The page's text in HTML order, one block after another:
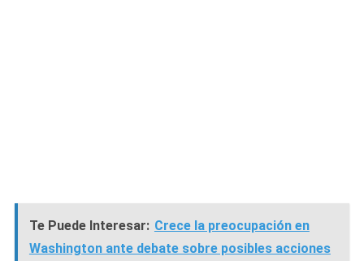
Te Puede Interesar: Crece la preocupación en
Washington ante debate sobre posibles acciones